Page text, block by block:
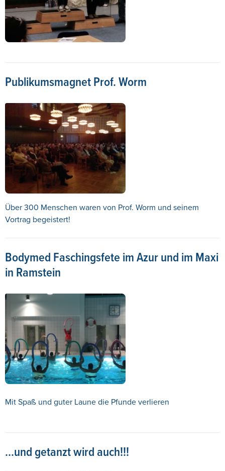
Publikumsmagnet Prof. Worm
Über 300 Menschen waren von Prof. Worm und seinem
Vortrag begeistert!
Bodymed Faschingsfete im Azur und im Maxi
in Ramstein
Mit Spaß und guter Laune die Pfunde verlieren
...und getanzt wird auch!!!